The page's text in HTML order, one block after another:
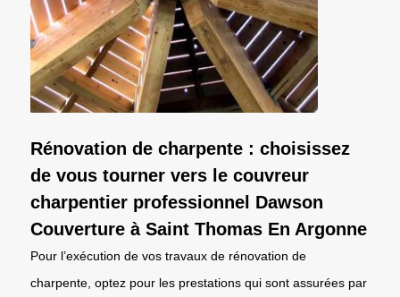
Rénovation de charpente : choisissez
de vous tourner vers le couvreur
charpentier professionnel Dawson
Couverture à Saint Thomas En Argonne
Pour l’exécution de vos travaux de rénovation de
charpente, optez pour les prestations qui sont assurées par